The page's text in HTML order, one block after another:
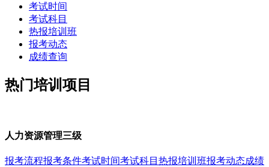
考试时间
考试科目
热报培训班
报考动态
成绩查询
热门培训项目
人力资源管理三级
报考流程报考条件考试时间考试科目 热报培训班报考动态成绩